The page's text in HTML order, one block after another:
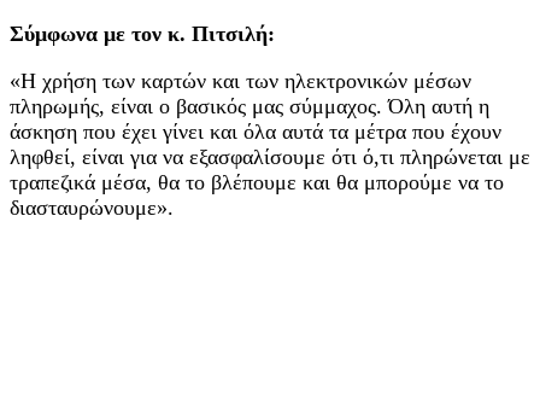
Σύμφωνα με τον κ. Πιτσιλή:
«Η χρήση των καρτών και των ηλεκτρονικών μέσων
πληρωμής, είναι ο βασικός μας σύμμαχος. Όλη αυτή η
άσκηση που έχει γίνει και όλα αυτά τα μέτρα που έχουν
ληφθεί, είναι για να εξασφαλίσουμε ότι ό,τι πληρώνεται με
τραπεζικά μέσα, θα το βλέπουμε και θα μπορούμε να το
διασταυρώνουμε».